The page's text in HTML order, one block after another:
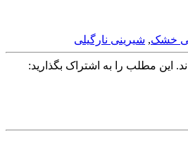
خشک, شیرینی نارگیلی
این مطلب را به اشتراک بگذارید: